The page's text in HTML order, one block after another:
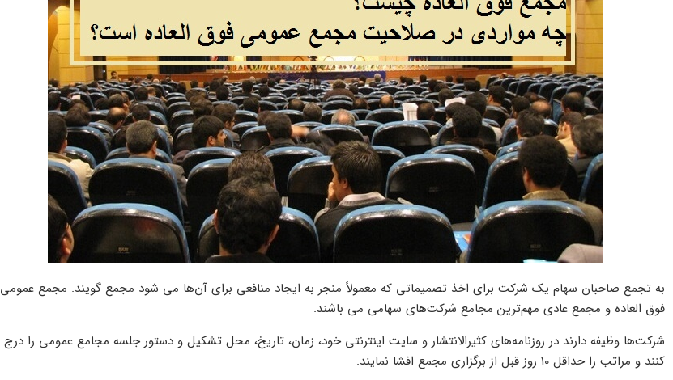
به تجمع صاحبان سهام یک شرکت برای اخذ تصمیماتی که معمولاً منجر به ایجاد منافعی برای آن‌ها می شود مجمع گویند. مجمع عمومی
فوق العاده و مجمع عادی مهم‌ترین مجامع شرکت‌های سهامی می باشند.
شرکت‌ها وظیفه دارند در روزنامه‌های کثیرالانتشار و سایت اینترنتی خود، زمان، تاریخ، محل تشکیل و دستور جلسه مجامع عمومی را درج
کنند و مراتب را حداقل 10 روز قبل از برگزاری مجمع افشا نمایند.